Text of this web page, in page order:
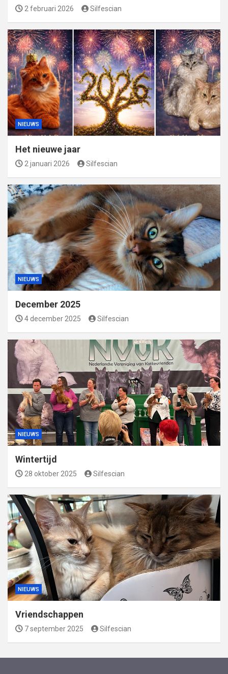
2 februari 2026 Silfescian
NIEUWS
Het nieuwe jaar
2 januari 2026 Silfescian
NIEUWS
December 2025
4 december 2025 Silfescian
NIEUWS
Wintertijd
28 oktober 2025 Silfescian
NIEUWS
Vriendschappen
7 september 2025 Silfescian